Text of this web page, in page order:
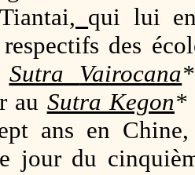
, qui lui
des
Sutra Vairocana*
au Sutra Kegon*
ans en
jour du